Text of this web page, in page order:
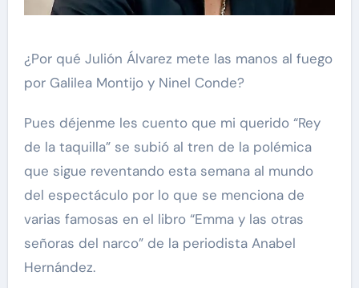
¿Por qué Julión Álvarez mete las manos al fuego
por Galilea Montijo y Ninel Conde?
Pues déjenme les cuento que mi querido “Rey
de la taquilla” se subió al tren de la polémica
que sigue reventando esta semana al mundo
del espectáculo por lo que se menciona de
varias famosas en el libro “Emma y las otras
señoras del narco” de la periodista Anabel
Hernández.